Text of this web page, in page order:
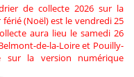
de collecte 2026 sur la
(Noël) est le vendredi 25
aura lieu le samedi 26
de-la-Loire et Pouilly-
sur la version numérique